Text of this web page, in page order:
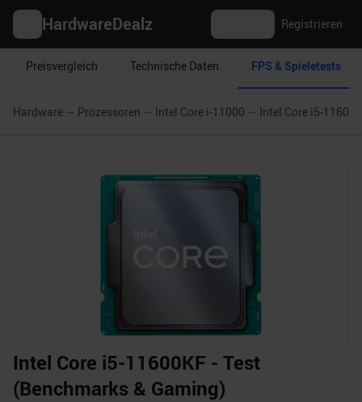
HardwareDealz Registrieren
Preisvergleich Technische Daten FPS & Spieletests
Hardware Prozessoren Intel Core i-11000 Intel Core i5-
Intel Core i5-11600KF - Test
(Benchmarks & Gaming)